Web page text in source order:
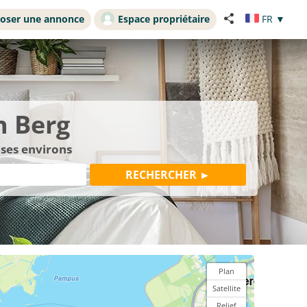
une annonce Espace propriétaire FR ▼
Berg
environs
Plan
Satellite